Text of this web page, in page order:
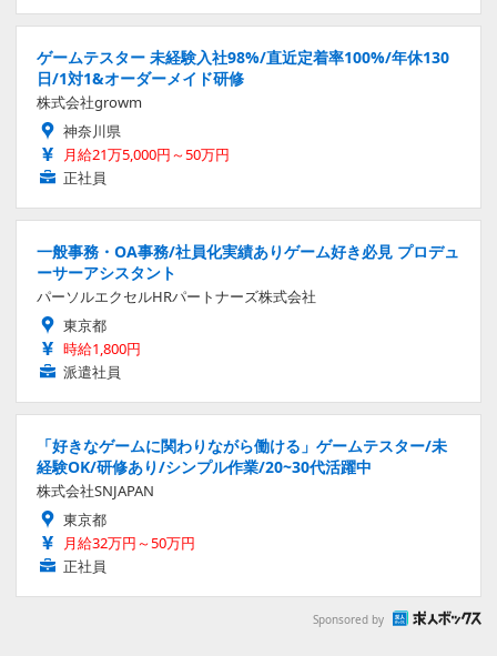
ゲームテスター 未経験入社98%/直近定着率100%/年休130
日/1対1&オーダーメイド研修
株式会社growm
神奈川県
月給21万5,000円～50万円
正社員
一般事務・OA事務/社員化実績ありゲーム好き必見 プロデュ
ーサーアシスタント
パーソルエクセルHRパートナーズ株式会社
東京都
時給1,800円
派遣社員
「好きなゲームに関わりながら働ける」ゲームテスター/未
経験OK/研修あり/シンプル作業/20~30代活躍中
株式会社SNJAPAN
東京都
月給32万円～50万円
正社員
Sponsored by